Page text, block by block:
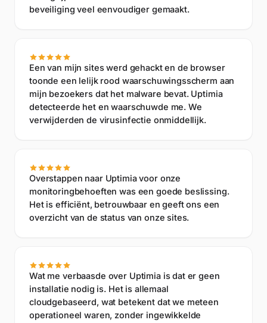
beveiliging veel eenvoudiger gemaakt.
Een van mijn sites werd gehackt en de browser
toonde een lelijk rood waarschuwingsscherm aan
mijn bezoekers dat het malware bevat. Uptimia
detecteerde het en waarschuwde me. We
verwijderden de virusinfectie onmiddellijk.
Overstappen naar Uptimia voor onze
monitoringbehoeften was een goede beslissing.
Het is efficiënt, betrouwbaar en geeft ons een
overzicht van de status van onze sites.
Wat me verbaasde over Uptimia is dat er geen
installatie nodig is. Het is allemaal
cloudgebaseerd, wat betekent dat we meteen
operationeel waren, zonder ingewikkelde